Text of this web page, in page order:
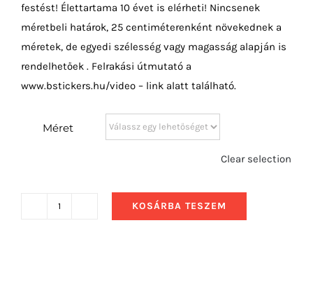
festést! Élettartama 10 évet is elérheti! Nincsenek
méretbeli határok, 25 centiméterenként növekednek a
méretek, de egyedi szélesség vagy magasság alapján is
rendelhetőek . Felrakási útmutató a
www.bstickers.hu/video – link alatt található.
Méret
Clear selection
KOSÁRBA TESZEM